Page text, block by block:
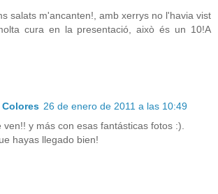
salats m'ancanten!, amb xerrys no l'havia vist
cura en la presentació, això és un 10!A
Colores 26 de enero de 2011 a las 10:49
ven!! y más con esas fantásticas fotos :).
hayas llegado bien!